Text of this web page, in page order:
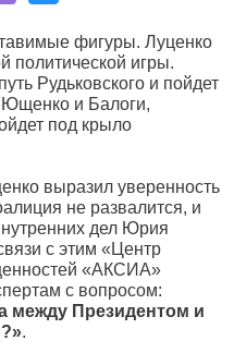
фигуры. Луценко
политической игры.
Рудьковского и пойдет
Ющенко и Балоги,
под крыло
выразил уверенность
не развалится, и
дел Юрия
с этим «Центр
«АКСИА»
с вопросом:
между Президентом и
.